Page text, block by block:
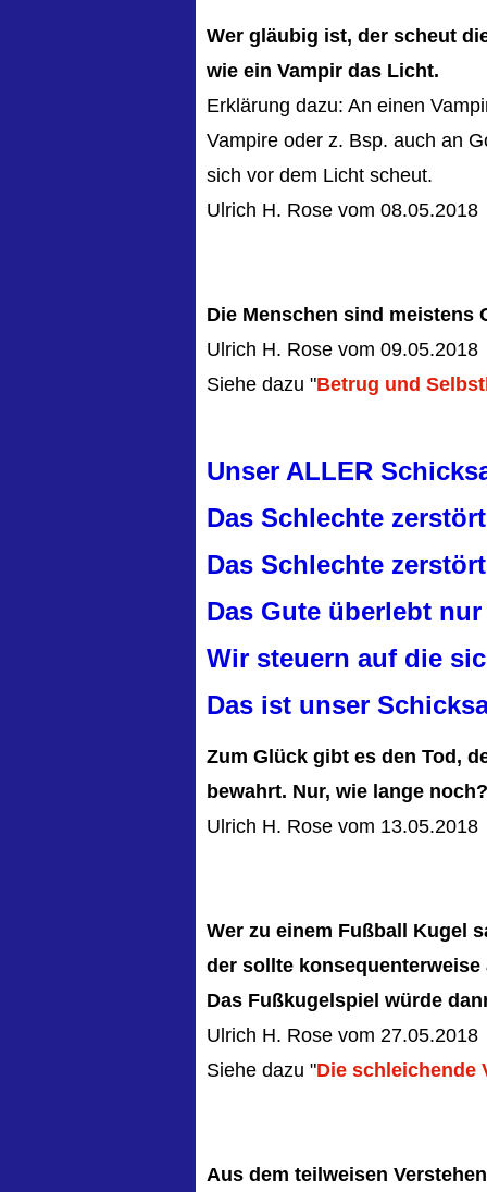
Wer gläubig ist, der scheut
wie ein Vampir das Licht.
Erklärung dazu: An einen
Vampire oder z. Bsp. auch an
sich vor dem Licht scheut.
Ulrich H. Rose vom 08.05.2018
Die Menschen sind meistens
Ulrich H. Rose vom 09.05.2018
Siehe dazu "Betrug und
Unser ALLER
Das Schlechte
Das Schlechte
Das Gute überlebt
Wir steuern auf die
Das ist unser
Zum Glück gibt es den Tod,
bewahrt. Nur, wie lange noch?
Ulrich H. Rose vom 13.05.2018
Wer zu einem Fußball Kugel
der sollte
Das Fußkugelspiel würde
Ulrich H. Rose vom 27.05.2018
Siehe dazu "Die schleichende
Aus dem teilweisen